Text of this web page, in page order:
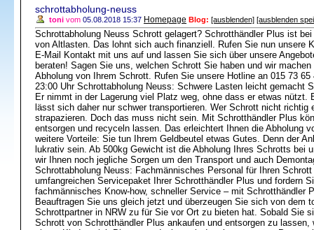
schrottabholung-neuss
toni vom 05.08.2018 15:37 Homepage Blog: [ausblenden] [ausblenden
Schrottabholung Neuss Schrott gelagert? Schrotthändler Plus ist
von Altlasten. Das lohnt sich auch finanziell. Rufen Sie nun unsere
E-Mail Kontakt mit uns auf und lassen Sie sich über unsere
beraten! Sagen Sie uns, welchen Schrott Sie haben und wir
Abholung von Ihrem Schrott. Rufen Sie unsere Hotline an 015 73
23:00 Uhr Schrottabholung Neuss: Schwere Lasten leicht gemacht
Er nimmt in der Lagerung viel Platz weg, ohne dass er etwas nützt.
lässt sich daher nur schwer transportieren. Wer Schrott nicht
strapazieren. Doch das muss nicht sein. Mit Schrotthändler Plus
entsorgen und recyceln lassen. Das erleichtert Ihnen die Abholung
weitere Vorteile: Sie tun Ihrem Geldbeutel etwas Gutes. Denn der
lukrativ sein. Ab 500kg Gewicht ist die Abholung Ihres Schrotts bei
wir Ihnen noch jegliche Sorgen um den Transport und auch
Schrottabholung Neuss: Fachmännisches Personal für Ihren
umfangreichen Servicepaket Ihrer Schrotthändler Plus und fordern
fachmännisches Know-how, schneller Service – mit Schrotthändler
Beauftragen Sie uns gleich jetzt und überzeugen Sie sich von dem
Schrottpartner in NRW zu für Sie vor Ort zu bieten hat. Sobald Sie
Schrott von Schrotthändler Plus ankaufen und entsorgen zu